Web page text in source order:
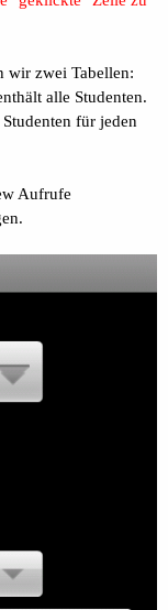
wir zwei Tabellen:
alle Studenten.
für jeden
Aufrufe